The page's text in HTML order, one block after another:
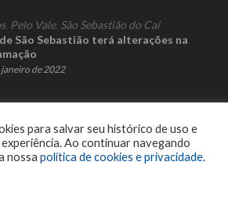
, Pelo Vale, São Sebastião do Caí
São Sebastião terá alterações na
janeiro de 2022
os direitos reservados. Desenvolvido por
para salvar seu histórico de uso e
Ao continuar navegando
nossa política de cookies e privacidade.